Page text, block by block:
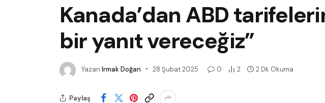
Kanada’dan ABD
bir yanıt vereceğiz”
Yazan Irmak Doğan 28 Şubat 2025 0 2 2 Dk Okuma
Paylaş